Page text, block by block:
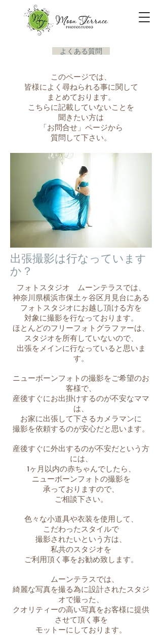
よくある質問
このページでは、
皆様によく尋ねられる事に関して
まとめております。
こちらに記載していないことを
聞きたい方は
「お問合せ」ページから
​質問して下さい。
​出張撮影は行なってい ます
か？
​フォトスタジオ ムーンテラスでは、
神奈川県横浜市保土ヶ谷区月見台にある
フォトスタジオにお越し頂ける方を
対象に撮影を行なっております。
ほとんどのフリーフォトグラファーは、
スタジオを所有していないので、
出張をメインに行なっていると思いま
す。
ニューボーンフォトの撮影をご希望のお
客様で、
産後すぐにお出掛けするのが不安なママ
は、
お家に出張して下さるカメラマンに
撮影を依頼するのが安心だと思います。
産後すぐに外出するのが不安だという方
には、
1ヶ月以内の赤ちゃんでしたら、
ニューボーンフォトの撮影を
承っておりますので、
ご相談下さい。
色々な小道具や衣装を使用して、
こだわったスタイルで
撮影されたいという方は、
私共のスタジオを
ご利用頂く事をお勧め致します。
ムーンテラスでは、
綺麗な写真を撮る為に設計されたスタジ
オで撮った、
クオリティーの高い写真をお客様に提供
させて頂く事を
モットーにしております。